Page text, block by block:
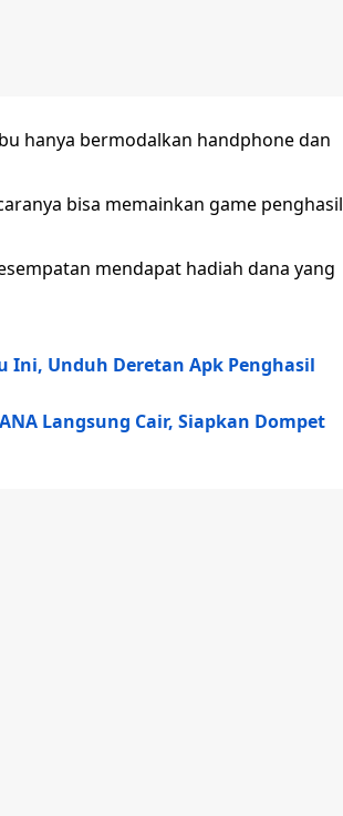
hanya bermodalkan handphone dan
bisa memainkan game penghasil
mendapat hadiah dana yang
Ini, Unduh Deretan Apk Penghasil
Langsung Cair, Siapkan Dompet